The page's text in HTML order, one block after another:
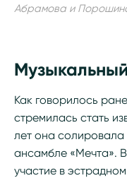
Абрамова и
Как говорилось
стремилась стать
лет она солировала
ансамбле «Мечта».
участие в